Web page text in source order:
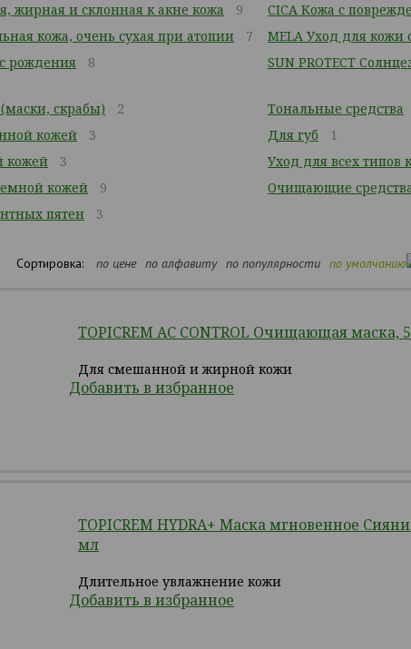
жирная и склонная к акне кожа
9
кожа, очень сухая при атопии
7
рождения
8
CICA Кожа с
MELA Уход для кожи
SUN PROTECT
скрабы)
2
кожей
3
кожей
3
кожей
9
пятен
3
Тональные средства
Для губ
1
Уход для всех типов
Очищающие
Сортировка: по цене по алфавиту по популярности по умолчанию
TOPICREM АС CONTROL Очищающая маска,
Для смешанной и жирной кожи
Добавить в избранное
TOPICREM HYDRA+ Маска мгновенное
мл
Длительное увлажнение кожи
Добавить в избранное